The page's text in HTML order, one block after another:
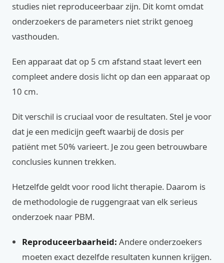
studies niet reproduceerbaar zijn. Dit komt omdat
onderzoekers de parameters niet strikt genoeg
vasthouden.
Een apparaat dat op 5 cm afstand staat levert een
compleet andere dosis licht op dan een apparaat op
10 cm.
Dit verschil is cruciaal voor de resultaten. Stel je voor
dat je een medicijn geeft waarbij de dosis per
patiënt met 50% varieert. Je zou geen betrouwbare
conclusies kunnen trekken.
Hetzelfde geldt voor rood licht therapie. Daarom is
de methodologie de ruggengraat van elk serieus
onderzoek naar PBM.
Reproduceerbaarheid: Andere onderzoekers
moeten exact dezelfde resultaten kunnen krijgen.